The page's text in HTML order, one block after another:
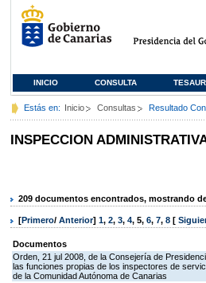
INICIO CONSULTA
Estás en: Inicio Consultas Resultado
INSPECCION
209 documentos encontrados, mostrando
[Primero/ Anterior] 1, 2, 3, 4, 5, 6, 7, 8 [
Documentos
Orden, 21 jul 2008, de la Consejería de
las funciones propias de los inspectores de
de la Comunidad Autónoma de Canarias